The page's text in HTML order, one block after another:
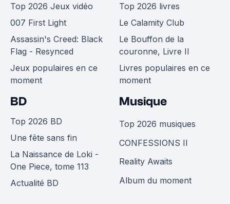
Top 2026 Jeux vidéo
007 First Light
Assassin's Creed: Black
Flag - Resynced
Jeux populaires en ce
moment
Top 2026 livres
Le Calamity Club
Le Bouffon de la
couronne, Livre II
Livres populaires en ce
moment
BD
Top 2026 BD
Une fête sans fin
La Naissance de Loki -
One Piece, tome 113
Actualité BD
Musique
Top 2026 musiques
CONFESSIONS II
Reality Awaits
Album du moment